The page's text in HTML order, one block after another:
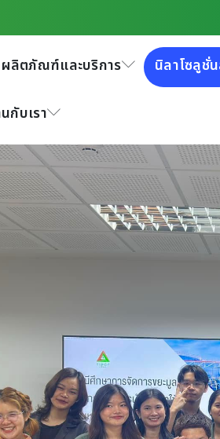
ผลิตภัณฑ์และบริการ นิลาโซลูชั่
กับเรา
ให้ความรู้นักศึก